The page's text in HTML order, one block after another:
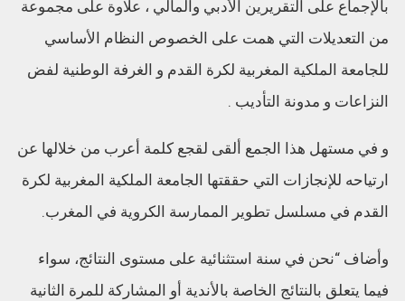
بالإجماع على التقريرين الأدبي والمالي ، علاوة على مجموعة
من التعديلات التي همت على الخصوص النظام الأساسي
للجامعة الملكية المغربية لكرة القدم و الغرفة الوطنية لفض
النزاعات و مدونة التأديب .
و في مستهل هذا الجمع ألقى لقجع كلمة أعرب من خلالها عن
ارتياحه للإنجازات التي حققتها الجامعة الملكية المغربية لكرة
القدم في مسلسل تطوير الممارسة الكروية في المغرب.
وأضاف “نحن في سنة استثنائية على مستوى النتائج، سواء
فيما يتعلق بالنتائج الخاصة بالأندية أو المشاركة للمرة الثانية